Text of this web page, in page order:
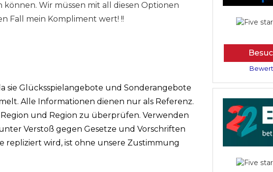
Wir müssen mit all diesen Optionen
Fall mein Kompliment wert! !!
sie Glücksspielangebote und Sonderangebote
Alle Informationen dienen nur als Referenz.
und Region zu überprüfen. Verwenden
Verstoß gegen Gesetze und Vorschriften
repliziert wird, ist ohne unsere Zustimmung